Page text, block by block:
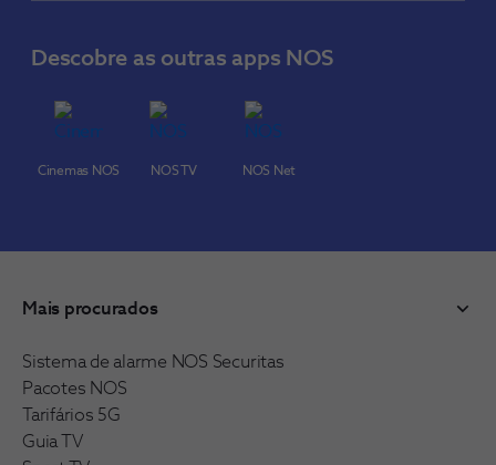
Descobre as outras apps NOS
Cinemas NOS NOS TV NOS Net
Mais procurados
Sistema de alarme NOS Securitas
Pacotes NOS
Tarifários 5G
Guia TV